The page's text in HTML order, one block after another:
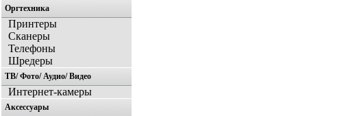
Оргтехника
Принтеры
Сканеры
Телефоны
Шредеры
ТВ/ Фото/ Аудио/ Видео
Интернет-камеры
Аксессуары